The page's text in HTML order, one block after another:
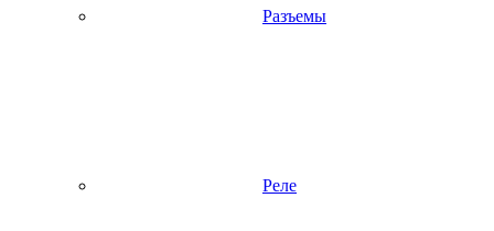
Разъемы
Реле